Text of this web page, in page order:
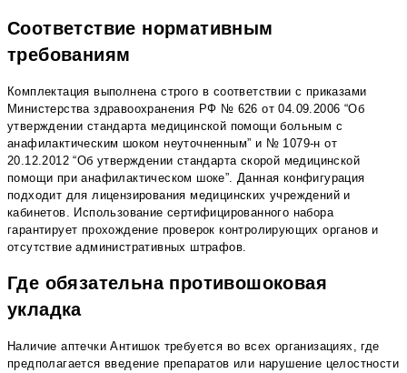
Соответствие нормативным
требованиям
Комплектация выполнена строго в соответствии с приказами
Министерства здравоохранения РФ № 626 от 04.09.2006 “Об
утверждении стандарта медицинской помощи больным с
анафилактическим шоком неуточненным” и № 1079-н от
20.12.2012 “Об утверждении стандарта скорой медицинской
помощи при анафилактическом шоке”. Данная конфигурация
подходит для лицензирования медицинских учреждений и
кабинетов. Использование сертифицированного набора
гарантирует прохождение проверок контролирующих органов и
отсутствие административных штрафов.
Где обязательна противошоковая
укладка
Наличие аптечки Антишок требуется во всех организациях, где
предполагается введение препаратов или нарушение целостности